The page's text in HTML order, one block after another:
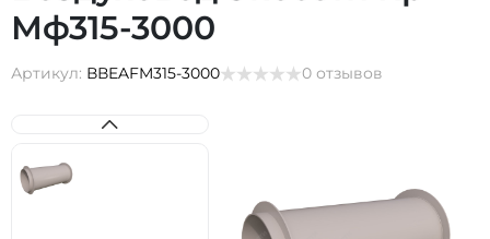
Мф315-3000
Артикул: ВВEAFM315-3000 0 отзывов